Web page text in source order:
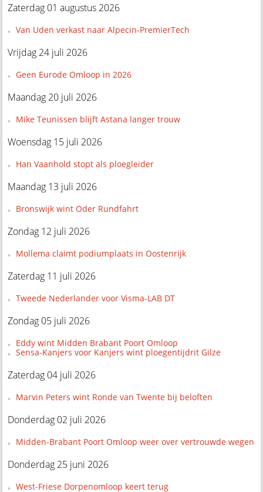
Zaterdag 01 augustus 2026
Van Uden verkast naar Alpecin-PremierTech
Vrijdag 24 juli 2026
Geen Eurode Omloop in 2026
Maandag 20 juli 2026
Mike Teunissen blijft Astana langer trouw
Woensdag 15 juli 2026
Han Vaanhold stopt als ploegleider
Maandag 13 juli 2026
Bronswijk wint Oder Rundfahrt
Zondag 12 juli 2026
Mollema claimt podiumplaats in Oostenrijk
Zaterdag 11 juli 2026
Tweede Nederlander voor Visma-LAB DT
Zondag 05 juli 2026
Eddy wint Midden Brabant Poort Omloop
Sensa-Kanjers voor Kanjers wint ploegentijdrit Gilze
Zaterdag 04 juli 2026
Marvin Peters wint Ronde van Twente bij beloften
Donderdag 02 juli 2026
Midden-Brabant Poort Omloop weer over vertrouwde wegen
Donderdag 25 juni 2026
West-Friese Dorpenomloop keert terug